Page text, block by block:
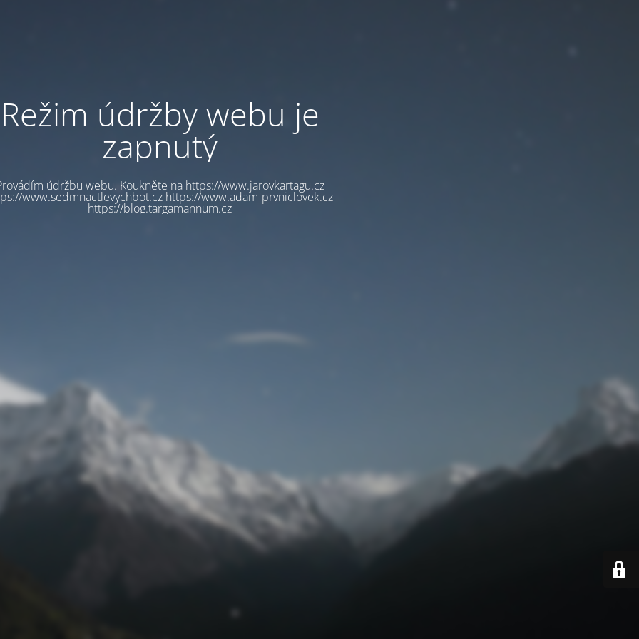
Režim údržby webu je
zapnutý
údržbu webu. Koukněte na https://www.jarovkartagu.cz
www.sedmnactlevychbot.cz https://www.adam-prvniclovek.cz
https://blog.targamannum.cz